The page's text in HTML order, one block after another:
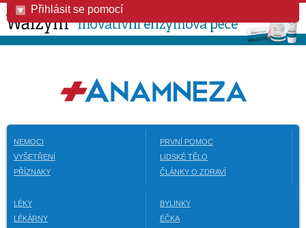
Přihlásit se pomocí
NEMOCI
VYŠETŘENÍ
PŘÍZNAKY
PRVNÍ POMOC
LIDSKÉ TĚLO
ČLÁNKY O ZDRAVÍ
LÉKY
LÉKÁRNY
BYLINKY
ÉČKA